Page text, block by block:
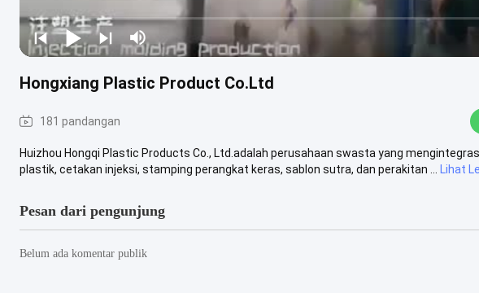
Hongxiang Plastic Product Co.Ltd
181 pandangan
Huizhou Hongqi Plastic Products Co., Ltd.adalah perusahaan swasta yang
plastik, cetakan injeksi, stamping perangkat keras, sablon sutra, dan perakitan ...
Lihat
Pesan dari pengunjung
Belum ada komentar publik